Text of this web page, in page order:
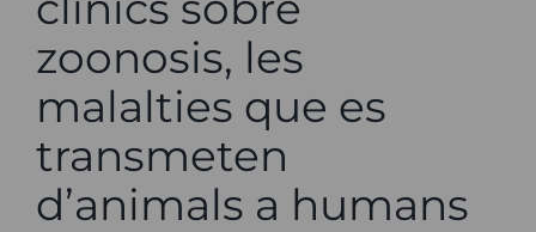
zoonosis, les
malalties que es
transmeten
d’animals a humans